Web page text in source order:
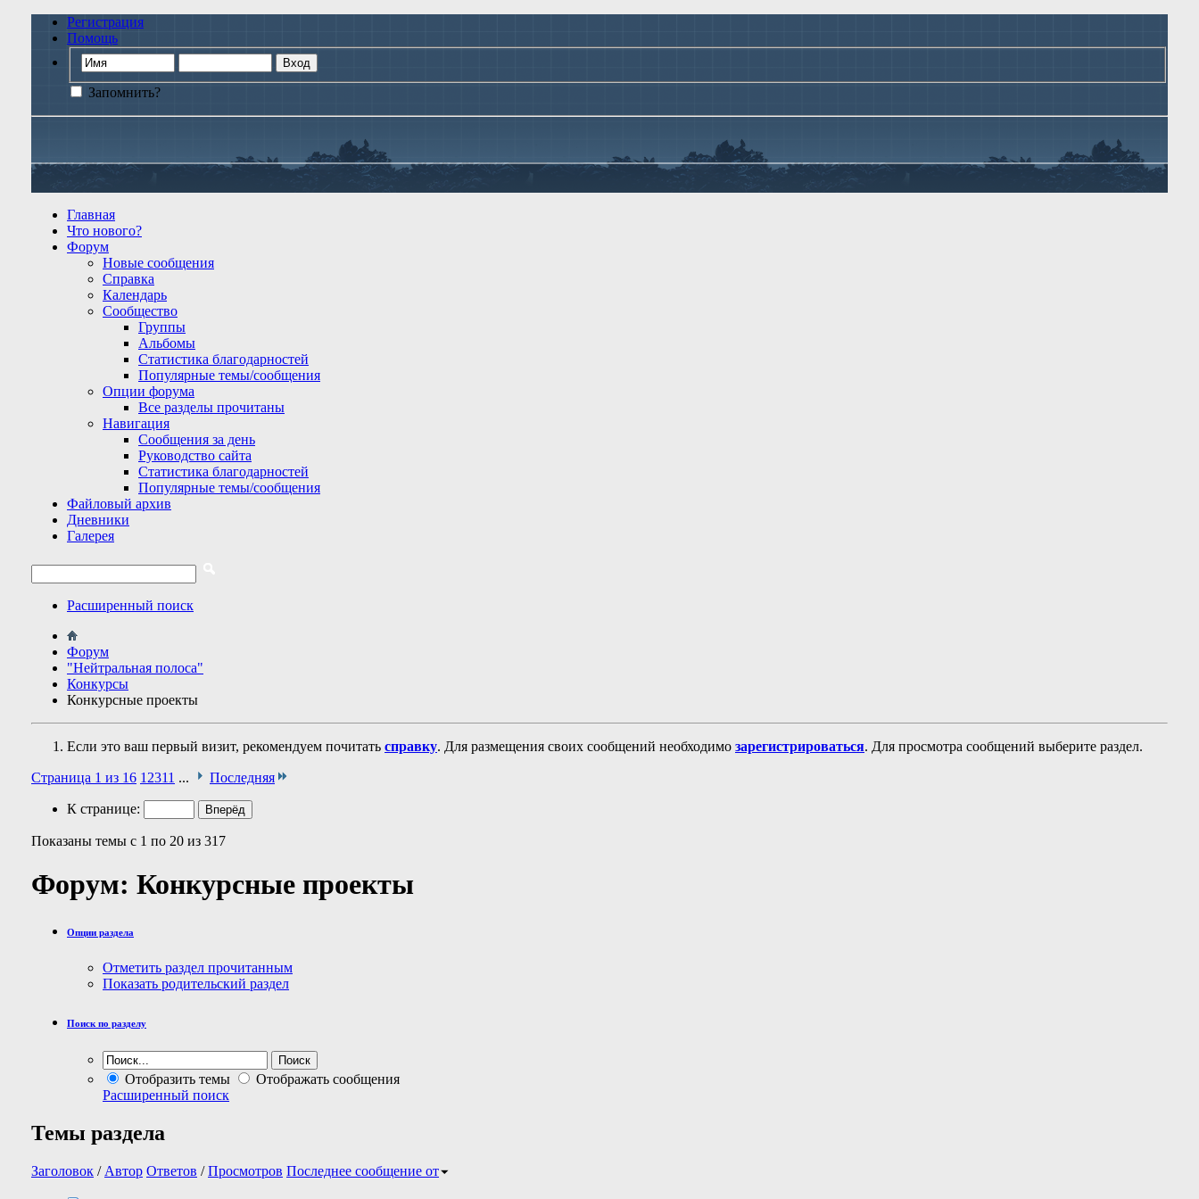
Регистрация
Помощь
Запомнить?
Главная
Что нового?
Форум
Новые сообщения
Справка
Календарь
Сообщество
Группы
Альбомы
Статистика благодарностей
Популярные темы/сообщения
Опции форума
Все разделы прочитаны
Навигация
Сообщения за день
Руководство сайта
Статистика благодарностей
Популярные темы/сообщения
Файловый архив
Дневники
Галерея
Расширенный поиск
Форум
"Нейтральная полоса"
Конкурсы
Конкурсные проекты
Если это ваш первый визит, рекомендуем почитать справку. Для размещения своих сообщений необходимо зарегистрироваться. Для просмотра сообщений выберите раздел.
Страница 1 из 16 1 2311 ... Последняя
К странице:
Показаны темы с 1 по 20 из 317
Форум: Конкурсные проекты
Опции раздела
Отметить раздел прочитанным
Показать родительский раздел
Поиск по разделу
Отобразить темы
Отображать сообщения
Расширенный поиск
Темы раздела
Заголовок / Автор Ответов /Просмотров Последнее сообщение от